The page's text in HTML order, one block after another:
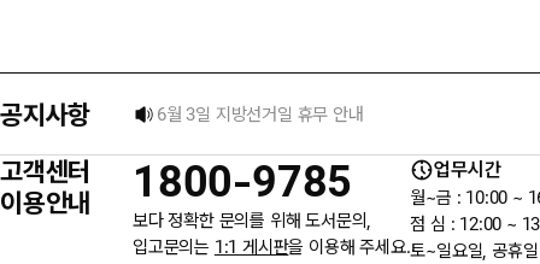
공지사항 ★입금자를 찾습니다.
웬디북이 '주 7일 배송' 서비스를 시작합니다.
고객센터
이용안내
1800-9785
보다 정확한 문의를 위해 도서문의,
입고문의는 1:1 게시판을 이용해 주세요.
업무시간
월~금 : 10:00 ~
점 심 : 12:00 ~
토~일요일, 공휴